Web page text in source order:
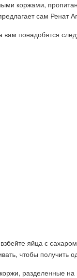
коржами,
сам Ренат
вам понадобятся
яйца с
чтобы получить
разделенные